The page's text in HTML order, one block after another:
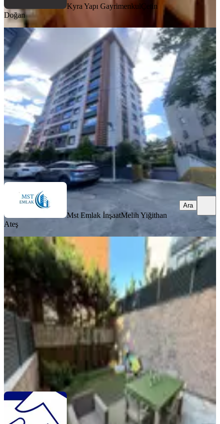
Kyra Yapı GayrimenkulÇetin
Doğan
YENİ
Eyüp Çırçırda Metronun Yanında
Butik Sitede 2+1 Kiralık
Eyüpsultan, Çırçır Mahallesi
2+1·95 m²· 1. Kat· 06.08.2026
45.000 ₺
Mst Emlak İnşaatMelih Yiğithan Ateş
Ara
Mst Emlak İnşaatMelih Yiğithan
Ateş
Ara
YENİ
Kemerburgaz Bahçe Kullanımlı
Harika Dekorasyonlu Kiralık
Eyüpsultan, Mithatpaşa Mahallesi
2+1 ·160 m²·Düz Giriş (Zemin) ·06.08.2026
92.000 ₺
Turyap Mecidiyeköy Çevre Turyap Mecidiyeköy Çevre
Ara